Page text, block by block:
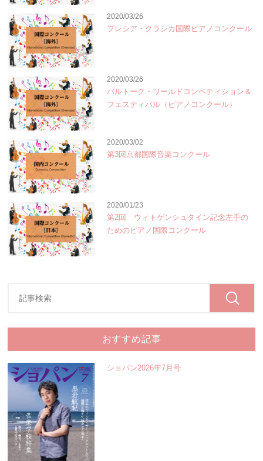
2020/03/26
ブレシア・クラシカ国際ピアノコンクール
2020/03/26
バルトーク・ワールドコンペティション＆
フェスティバル（ピアノコンクール）
2020/03/02
第3回京都国際音楽コンクール
2020/01/23
第2回 ウィトゲンシュタイン記念左手の
ためのピアノ国際コンクール
おすすめ記事
ショパン2026年7月号